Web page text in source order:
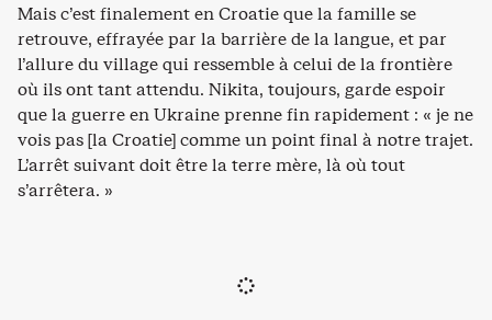
Mais c’est finalement en Croatie que la famille se
retrouve, effrayée par la barrière de la langue, et par
l’allure du village qui ressemble à celui de la frontière
où ils ont tant attendu. Nikita, toujours, garde espoir
que la guerre en Ukraine prenne fin rapidement : « je ne
vois pas [la Croatie] comme un point final à notre trajet.
L’arrêt suivant doit être la terre mère, là où tout
s’arrêtera. »